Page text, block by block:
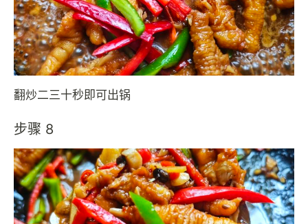
翻炒二三十秒即可出锅
步骤 8